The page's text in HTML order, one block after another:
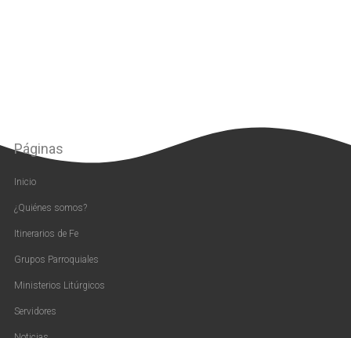
Páginas
Inicio
¿Quiénes somos?
Itinerarios de Fe
Grupos Parroquiales
Ministerios Litúrgicos
Servidores